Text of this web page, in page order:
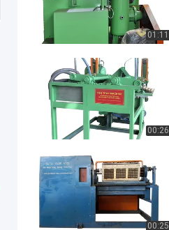
01:11
00:26
00:25